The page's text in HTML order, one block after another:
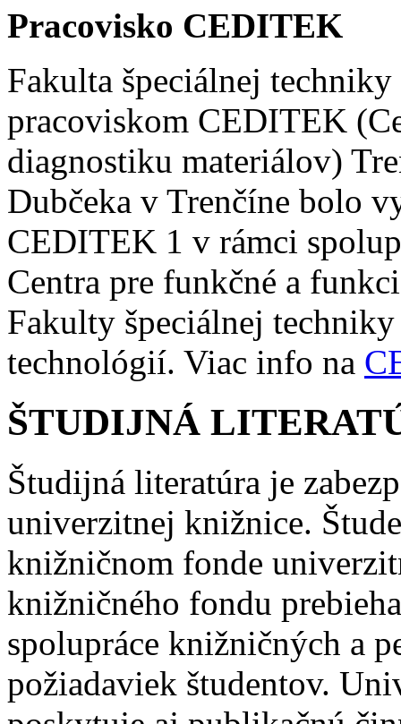
Pracovisko CEDITEK
Fakulta špeciálnej
pracoviskom CEDITEK
diagnostiku materiálov)
Dubčeka v Trenčíne bolo
CEDITEK 1 v rámci
Centra pre funkčné a
Fakulty špeciálnej
technológií. Viac info na
ŠTUDIJNÁ
Študijná literatúra je
univerzitnej knižnice.
knižničnom fonde
knižničného fondu
spolupráce knižničných a
požiadaviek študentov.